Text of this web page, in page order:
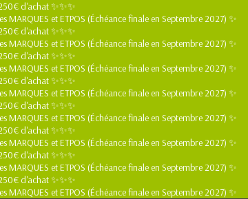
d'achat ✨✨✨
et ETPOS (Échéance finale en Septembre 2027) ✨
d'achat ✨✨✨
et ETPOS (Échéance finale en Septembre 2027) ✨
d'achat ✨✨✨
et ETPOS (Échéance finale en Septembre 2027) ✨
d'achat ✨✨✨
et ETPOS (Échéance finale en Septembre 2027) ✨
d'achat ✨✨✨
et ETPOS (Échéance finale en Septembre 2027) ✨
d'achat ✨✨✨
et ETPOS (Échéance finale en Septembre 2027) ✨
d'achat ✨✨✨
et ETPOS (Échéance finale en Septembre 2027) ✨
d'achat ✨✨✨
et ETPOS (Échéance finale en Septembre 2027) ✨